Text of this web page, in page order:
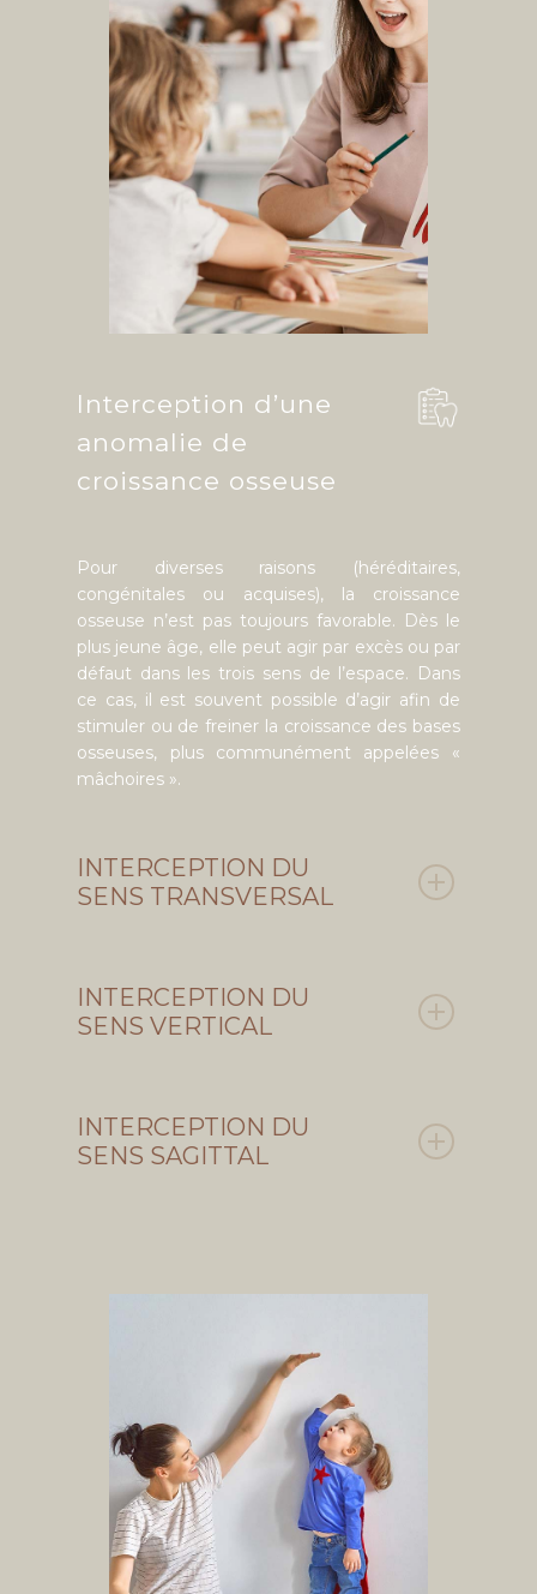
Interception d’une
anomalie de
croissance osseuse
Pour diverses raisons (héréditaires,
congénitales ou acquises), la croissance
osseuse n’est pas toujours favorable. Dès le
plus jeune âge, elle peut agir par excès ou par
défaut dans les trois sens de l’espace. Dans
ce cas, il est souvent possible d’agir afin de
stimuler ou de freiner la croissance des bases
osseuses, plus communément appelées «
mâchoires ».
INTERCEPTION DU
SENS TRANSVERSAL
INTERCEPTION DU
SENS VERTICAL
INTERCEPTION DU
SENS SAGITTAL